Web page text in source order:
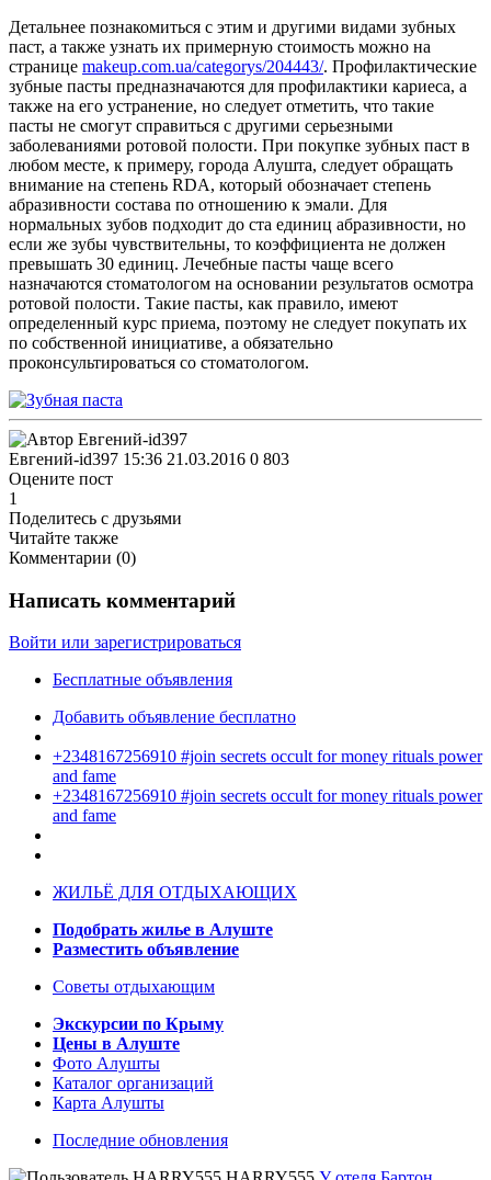
Детальнее познакомиться с этим и другими видами зубных
паст, а также узнать их примерную стоимость можно на
странице makeup.com.ua/categorys/204443/. Профилактические
зубные пасты предназначаются для профилактики кариеса, а
также на его устранение, но следует отметить, что такие
пасты не смогут справиться с другими серьезными
заболеваниями ротовой полости. При покупке зубных паст в
любом месте, к примеру, города Алушта, следует обращать
внимание на степень RDA, который обозначает степень
абразивности состава по отношению к эмали. Для
нормальных зубов подходит до ста единиц абразивности, но
если же зубы чувствительны, то коэффициента не должен
превышать 30 единиц. Лечебные пасты чаще всего
назначаются стоматологом на основании результатов осмотра
ротовой полости. Такие пасты, как правило, имеют
определенный курс приема, поэтому не следует покупать их
по собственной инициативе, а обязательно
проконсультироваться со стоматологом.
Евгений-id397 15:36 21.03.2016 0 803
Оцените пост
1
Поделитесь с друзьями
Читайте также
Комментарии (0)
Написать комментарий
Войти или зарегистрироваться
Бесплатные объявления
Добавить объявление бесплатно
+2348167256910 #join secrets occult for money rituals power
and fame
+2348167256910 #join secrets occult for money rituals power
and fame
ЖИЛЬЁ ДЛЯ ОТДЫХАЮЩИХ
Подобрать жилье в Алуште
Разместить объявление
Советы отдыхающим
Экскурсии по Крыму
Цены в Алуште
Фото Алушты
Каталог организаций
Карта Алушты
Последние обновления